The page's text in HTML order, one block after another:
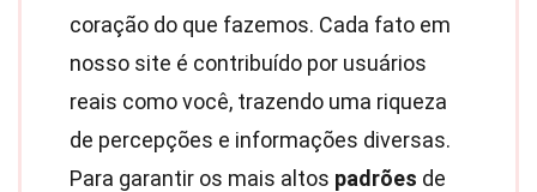
coração do que fazemos. Cada fato em
nosso site é contribuído por usuários
reais como você, trazendo uma riqueza
de percepções e informações diversas.
Para garantir os mais altos padrões de